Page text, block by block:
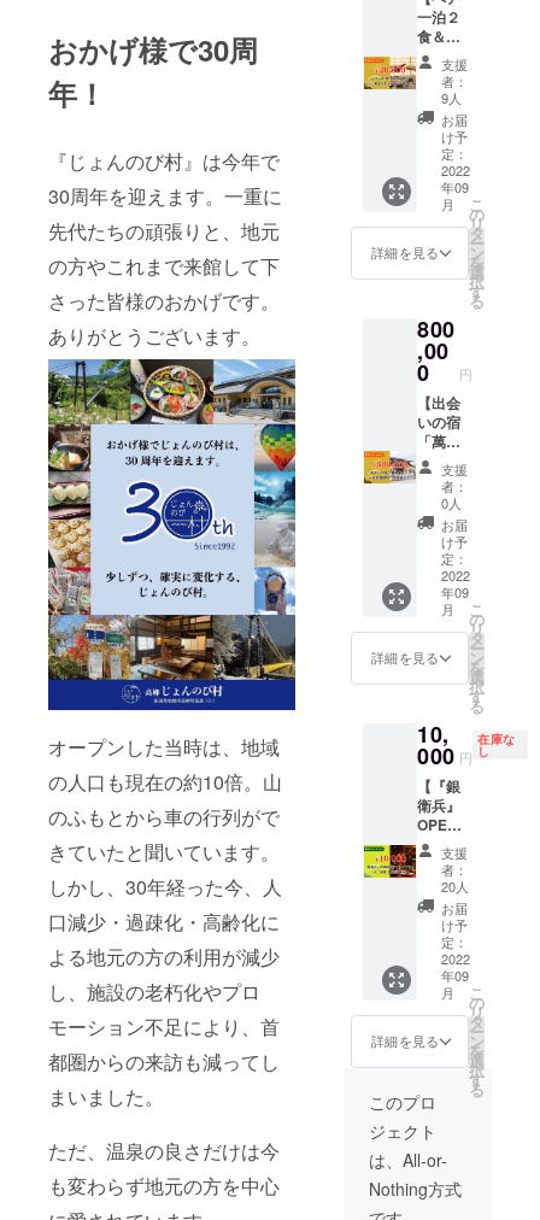
おかげ様で30周
年！
『じょんのび村』は今年で
30周年を迎えます。一重に
先代たちの頑張りと、地元
の方やこれまで来館して下
さった皆様のおかげです。
ありがとうございます。
オープンした当時は、地域
の人口も現在の約10倍。山
のふもとから車の行列がで
きていたと聞いています。
しかし、30年経った今、人
口減少・過疎化・高齢化に
よる地元の方の利用が減少
し、施設の老朽化やプロ
モーション不足により、首
都圏からの来訪も減ってし
まいました。
ただ、温泉の良さだけは今
も変わらず地元の方を中心
(送料込
み) 合わ
せて
じょん
のび村
30周年
ロゴ入
りオリ
ジナル
Thanks
Messag
eもお付
けして
す。 ＜
米山プ
リンセ
ス＞ ・
正式名
称： 精
米 ・原
産国/産
地： 新
潟県柏
崎市 ・
サイズ/
重量：
W90m
m×H14
0mm×D
45mm
300g ・
保存 ＜
しょう
＞ ・名
称：
しょう
ゆの実
・原材
料名：
大豆・
大麦・
食塩・
砂糖・
混合ブ
ドウ糖
糖、果
糖、た
水分解
・内容
量：
180g ・
保存方
ないと
びっき
りのお
米を楽
しみに
してい
て下さ
い！
じょん
のび村
30周年
を記念
したオ
Thanks
メッ
セージ
もお送
りいた
しま
す。 ＜
じょん
のびの
里コシ
ヒカリ
式名
称： 精
米 ・原
産国/産
地： 新
潟県柏
W320m
m×H50
0mm×D
100mm
10kg ・
保存方
法：冷
暗所で
保存
一泊２
食＆飲
み放題
付き】
じょん
のび村
に初め
てお越
し頂く
お客
様、大
歓迎で
す！夕
食は、
地元の
材をふ
んだん
に使っ
たじょ
んのび
会席料
理を。
朝食
は、自
家製の
豆腐や
豆乳、
ふきみ
そが自
慢の和
食をご
用意し
ており
ます。
白飯は
「高柳
産コシ
ヒカ
リ」で
す。是
非遊び
にいら
して下
さい。
(※ご希
望の方
は社長
と一緒
に新潟
の美味
しいお
酒を飲
う！）
【東京
からの
アクセ
ス：東
京駅→
支援
者：
9人
お届
け予
定：
2022
年09
月
詳細を見る
こ
の
リ
タ
ー
ン
を
選
択
す
る
800
,00
0 円
【出会
いの宿
「萬歳
楽」に
て 一泊
全館貸
切(50名
様ま
で)】 宿
泊棟全
13室を
貸し切
りにて
お使い
頂けま
す。※空
により
ご希望
のお日
付をご
用意で
きない
場合が
ござい
ますこ
と、予
めご了
承下さ
い。 ※
有効期
限：
2022年
9月～
支援
者：
0人
お届
け予
定：
2022
年09
月
詳細を見る
こ
の
リ
タ
ー
ン
を
選
択
す
る
10,
000 円
在庫な
し
【『銀
衛兵』
OPEN
時の
ディ
ナープ
ラン ペ
アご招
待（限
定20組
様）】
ニュー
アル
オープ
ンした
「銀衛
兵」の
特別
ディ
ナーに
ご招待
支援
者：
20人
お届
け予
定：
2022
年09
月
詳細を見る
こ
の
リ
タ
ー
ン
を
選
択
す
る
このプロ
ジェクト
は、All-or-
Nothing方式